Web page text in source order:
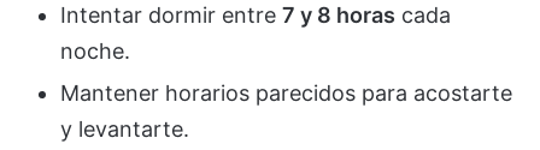
Intentar dormir entre 7 y 8 horas cada
noche.
Mantener horarios parecidos para acostarte
y levantarte.